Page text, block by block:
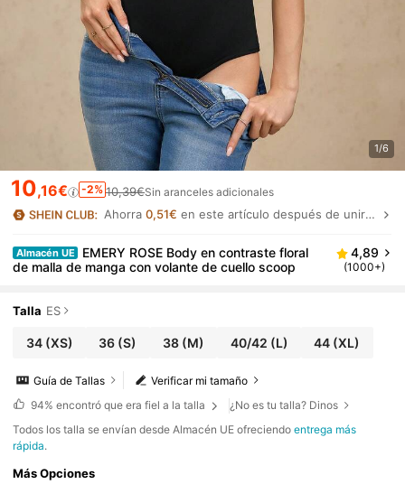
1/6
10,16€ -2% 10,39€Sin aranceles adicionales
Ahorra 0,51€ en este artículo después de unirte.
Almacén UE
EMERY ROSE Body en contraste floral
de malla de manga con volante de cuello scoop
4,89
(1000+)
Talla ES
34(XS) 36 (S) 38(M) 40/42 (L) 44 (XL)
Verificar mi tamaño
Guía de Tallas
94% encontró que era fiel a la talla
¿No es tu talla? Dinos
Todos los talla se envían desde Almacén UE ofreciendoentrega más
rápida.
Más Opciones